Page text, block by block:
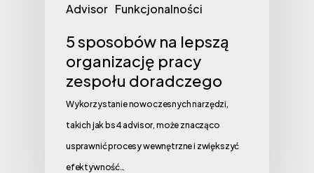
Advisor Funkcjonalności
5 sposobów na lepszą
organizację pracy
zespołu doradczego
Wykorzystanie nowoczesnych narzędzi,
takich jak bs4 advisor, może znacząco
usprawnić procesy wewnętrzne i zwiększyć
efektywność…